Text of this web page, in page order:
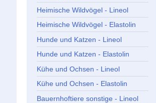
Heimische Wildvögel - Lineol
Heimische Wildvögel - Elastolin
Hunde und Katzen - Lineol
Hunde und Katzen - Elastolin
Kühe und Ochsen - Lineol
Kühe und Ochsen - Elastolin
Bauernhoftiere sonstige - Lineol